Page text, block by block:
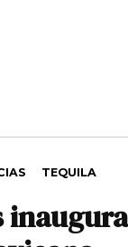
TEQUILA